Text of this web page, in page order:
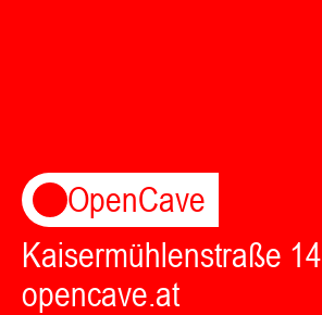
OpenCave
Kaisermühlenstraße
opencave.at